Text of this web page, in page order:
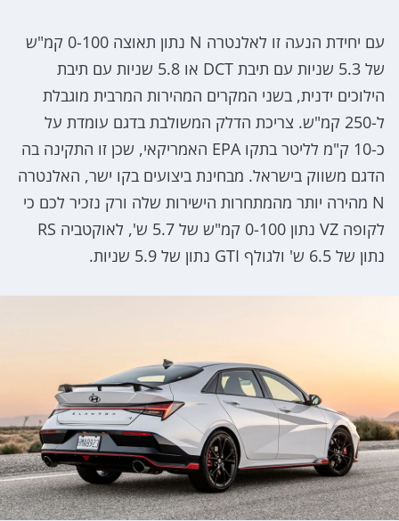
עם יחידת הנעה זו לאלנטרה N נתון תאוצה 0-100 קמ"ש
של 5.3 שניות עם תיבת DCT או 5.8 שניות עם תיבת
הילוכים ידנית, בשני המקרים המהירות המרבית מוגבלת
ל-250 קמ"ש. צריכת הדלק המשולבת בדגם עומדת על
כ-10 ק"מ לליטר בתקו EPA האמריקאי, שכן זו התקינה בה
הדגם משווק בישראל. מבחינת ביצועים בקו ישר, האלנטרה
N מהירה יותר מהמתחרות הישירות שלה ורק נזכיר לכם כי
לקופה VZ נתון 0-100 קמ"ש של 5.7 ש', לאוקטביה RS
נתון של 6.5 ש' ולגולף GTI נתון של 5.9 שניות.